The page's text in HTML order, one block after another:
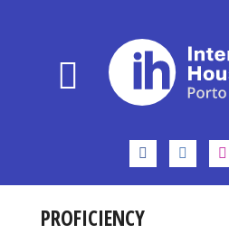
PROFICIENCY